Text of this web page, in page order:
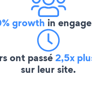
growth in
ont passé2,5x
sur leur site.